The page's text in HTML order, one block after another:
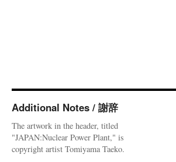
Additional Notes / 謝辞
The artwork in the header, titled
"JAPAN:Nuclear Power Plant," is
copyright artist Tomiyama Taeko.